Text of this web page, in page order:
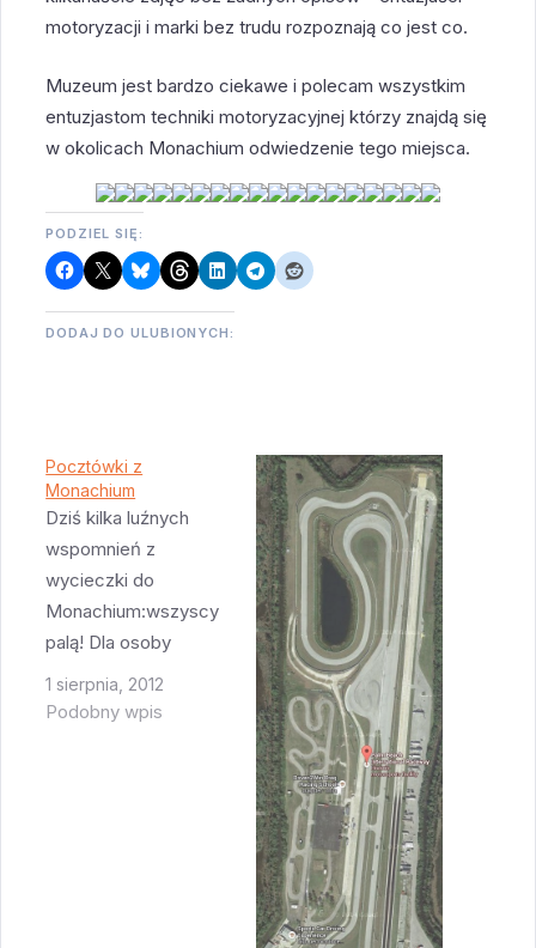
motoryzacji i marki bez trudu rozpoznają co jest co.
Muzeum jest bardzo ciekawe i polecam wszystkim
entuzjastom techniki motoryzacyjnej którzy znajdą się
w okolicach Monachium odwiedzenie tego miejsca.
PODZIEL SIĘ:
DODAJ DO ULUBIONYCH:
Pocztówki z
Monachium
Dziś kilka luźnych
wspomnień z
wycieczki do
Monachium:wszyscy
palą! Dla osoby
mieszkającej w USA
widok ludzi palących
1 sierpnia, 2012
Podobny wpis